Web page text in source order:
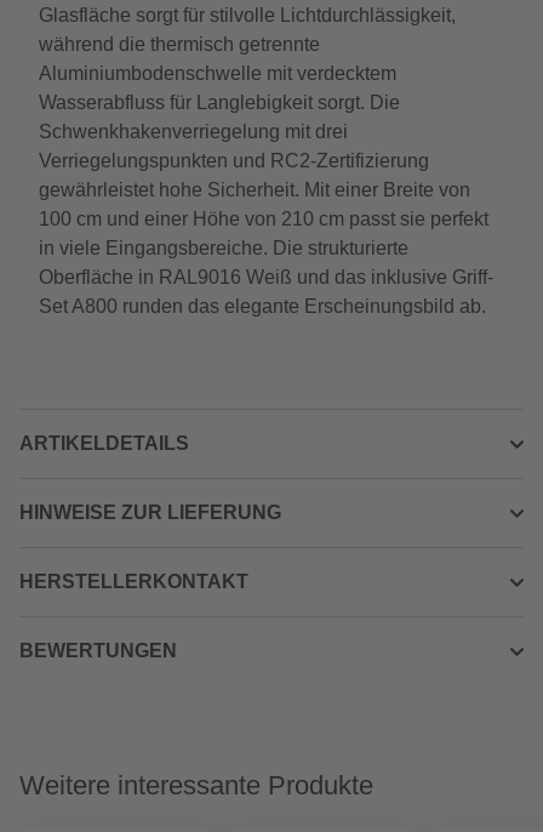
Glasfläche sorgt für stilvolle Lichtdurchlässigkeit,
während die thermisch getrennte
Aluminiumbodenschwelle mit verdecktem
Wasserabfluss für Langlebigkeit sorgt. Die
Schwenkhakenverriegelung mit drei
Verriegelungspunkten und RC2-Zertifizierung
gewährleistet hohe Sicherheit. Mit einer Breite von
100 cm und einer Höhe von 210 cm passt sie perfekt
in viele Eingangsbereiche. Die strukturierte
Oberfläche in RAL9016 Weiß und das inklusive Griff-
Set A800 runden das elegante Erscheinungsbild ab.
ARTIKELDETAILS
HINWEISE ZUR LIEFERUNG
HERSTELLERKONTAKT
BEWERTUNGEN
Weitere interessante Produkte